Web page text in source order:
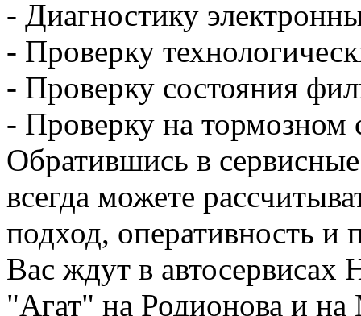
- Диагностику
- Проверку
- Проверку состояния
- Проверку на тормозном
Обратившись в
всегда можете
подход, оперативность
Вас ждут в
"Агат" на Родионова и